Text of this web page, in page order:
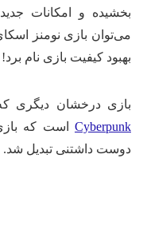
بخشیده و امکانات
می‌توان بازی نومنز
بهبود کیفیت بازی نام برد!
بازی درخشان دیگری
Cyberpunk است که
دوست داشتنی تبدیل شد.